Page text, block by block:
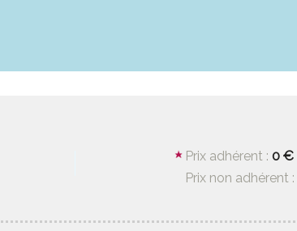
Prix adhérent : 0 €
Prix non adhérent :